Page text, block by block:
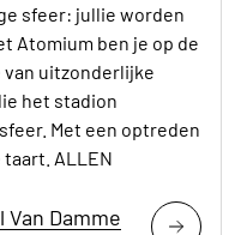
sfeer: jullie worden
Atomium ben je op de
uitzonderlijke
het stadion
Met een optreden
ALLEN
Damme